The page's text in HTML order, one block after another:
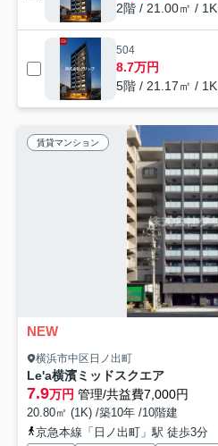
2階 / 21.00㎡ / 1K
504
8.7万円
5階 / 21.17㎡ / 1K
賃貸マンション
NEW
横浜市中区日ノ出町
Le'a横濱ミッドスクエア
7.9万円 管理/共益費7,000円
20.80㎡ (1K) /築10年 /10階建
京急本線「日ノ出町」駅 徒歩3分